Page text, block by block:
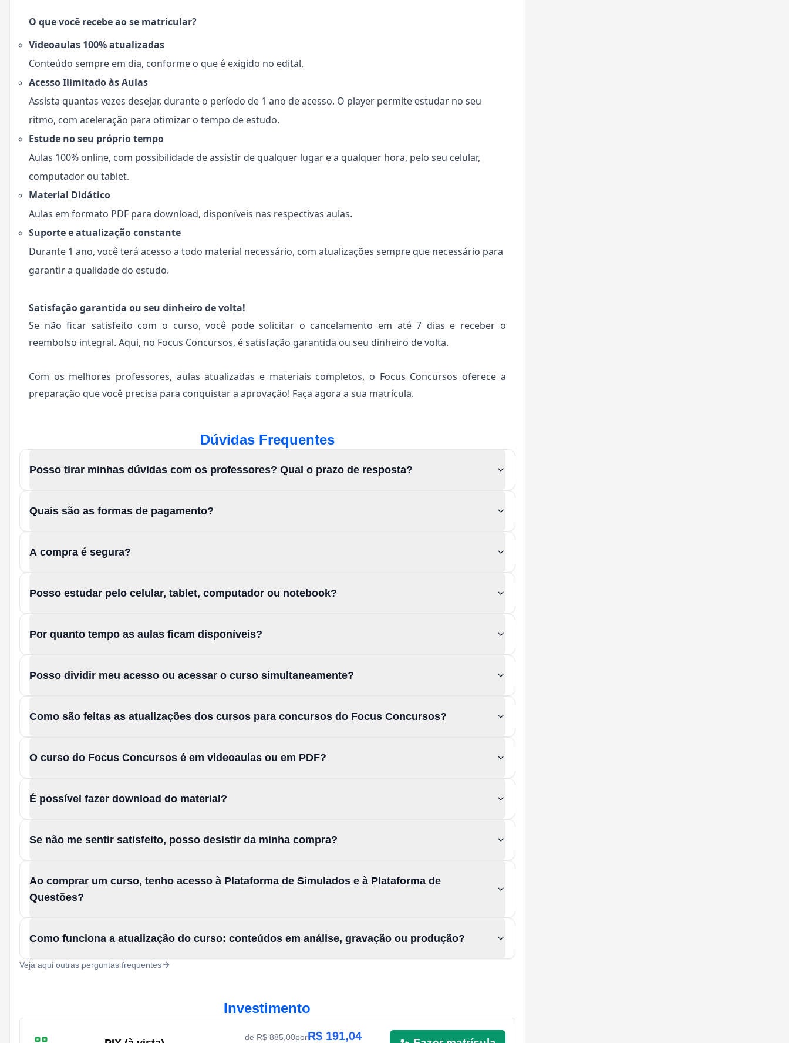
O que você recebe ao se matricular?
Videoaulas 100% atualizadas
Conteúdo sempre em dia, conforme o que é exigido no edital.
Acesso Ilimitado às Aulas
Assista quantas vezes desejar, durante o período de 1 ano de acesso. O player permite estudar no seu
ritmo, com aceleração para otimizar o tempo de estudo.
Estude no seu próprio tempo
Aulas 100% online, com possibilidade de assistir de qualquer lugar e a qualquer hora, pelo seu celular,
computador ou tablet.
Material Didático
Aulas em formato PDF para download, disponíveis nas respectivas aulas.
Suporte e atualização constante
Durante 1 ano, você terá acesso a todo material necessário, com atualizações sempre que necessário para
garantir a qualidade do estudo.
Satisfação garantida ou seu dinheiro de volta!
Se não ficar satisfeito com o curso, você pode solicitar o cancelamento em até 7 dias e receber o
reembolso integral. Aqui, no Focus Concursos, é satisfação garantida ou seu dinheiro de volta.
Com os melhores professores, aulas atualizadas e materiais completos, o Focus Concursos oferece a
preparação que você precisa para conquistar a aprovação! Faça agora a sua matrícula.
Dúvidas Frequentes
Posso tirar minhas dúvidas com os professores? Qual o prazo de resposta?
Quais são as formas de pagamento?
A compra é segura?
Posso estudar pelo celular, tablet, computador ou notebook?
Por quanto tempo as aulas ficam disponíveis?
Posso dividir meu acesso ou acessar o curso simultaneamente?
Como são feitas as atualizações dos cursos para concursos do Focus Concursos?
O curso do Focus Concursos é em videoaulas ou em PDF?
É possível fazer download do material?
Se não me sentir satisfeito, posso desistir da minha compra?
Ao comprar um curso, tenho acesso à Plataforma de Simulados e à Plataforma de
Questões?
Como funciona a atualização do curso: conteúdos em análise, gravação ou produção?
Veja aqui outras perguntas frequentes
Investimento
de R$885,00porR$ 191,04